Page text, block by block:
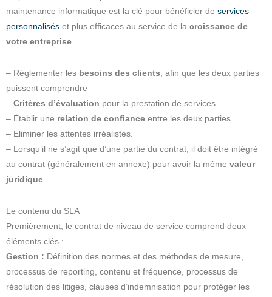
maintenance informatique est la clé pour bénéficier de services
personnalisés et plus efficaces au service de la croissance de
votre entreprise
– Règlementer les besoins des clients, afin que les deux parties
puissent comprendre
– Critères d’évaluation pour la prestation de services.
– Établir une relation de confiance entre les deux parties
– Eliminer les attentes irréalistes.
– Lorsqu’il ne s’agit que d’une partie du contrat, il doit être intégré
au contrat (généralement en annexe) pour avoir la même valeur
juridique.
Le contenu du SLA
Premièrement, le contrat de niveau de service comprend deux
éléments clés :
Gestion : Définition des normes et des méthodes de mesure,
processus de reporting, contenu et fréquence, processus de
résolution des litiges, clauses d’indemnisation pour protéger les